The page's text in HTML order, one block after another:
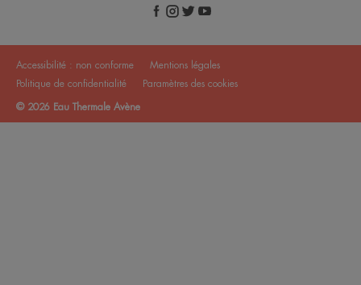
Accessibilité : non conforme
Mentions légales
Politique de confidentialité
Paramètres des cookies
© 2026 Eau Thermale Avène